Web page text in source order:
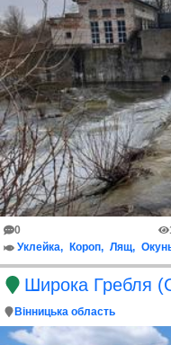
0
Уклейка
Короп Лящ
Широка Гребля
Вінницька область